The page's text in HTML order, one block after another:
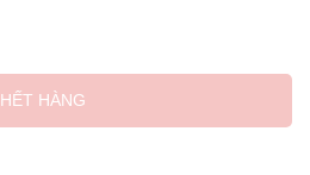
HẾT HÀNG